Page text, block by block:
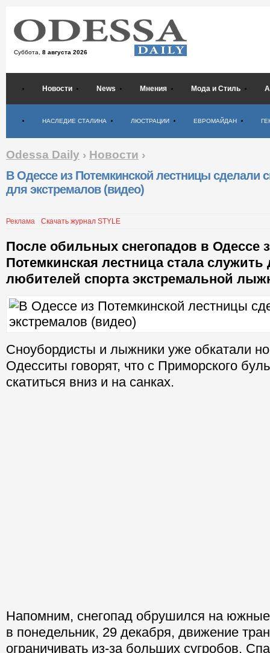
Суббота, 8 августа 2026
Новости News Мнения Мода и Стиль
НАСЛЕДИЕ СТАЛИНА ЛЮСТРАЦИИ ЕВРОМАЙДАН
Odessa Daily › Новости ›
В Одессе из Потемкинской лестницы сделали
для экстремалов (видео)
Реклама Скачать журнал STYLE
После обильных снегопадов в Одессе
Потемкинская лестница стала
любителей спорта экстремальной
Сноубордисты и лыжники уже обкатали
Одесситы говорят, что с Приморского
скатиться вниз и на санках.
Напомним, снегопад обрушился на
в понедельник, 29 декабря, движение
ограничивать из-за больших сугробов.